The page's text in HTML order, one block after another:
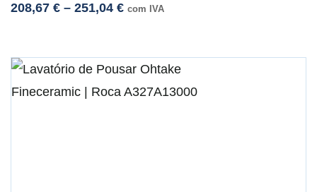
208,67 € – 251,04 € com IVA